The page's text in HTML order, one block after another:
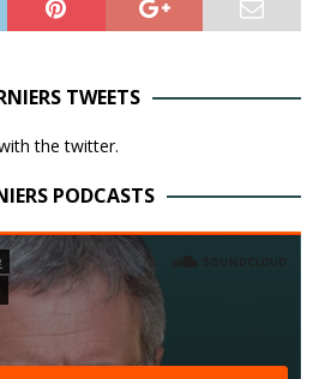
TWEETS
the twitter.
PODCASTS